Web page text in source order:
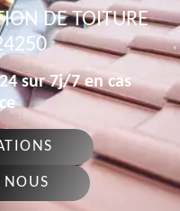
DE TOITURE
sur 7j/7 en cas
NOUS